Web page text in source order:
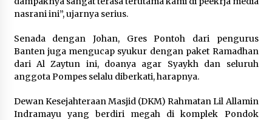
nasrani ini”, ujarnya serius.
Senada dengan Johan, Gres Pontoh dari pengurus
Banten juga mengucap syukur dengan paket Ramadhan
dari Al Zaytun ini, doanya agar Syaykh dan seluruh
anggota Pompes selalu diberkati, harapnya.
Dewan Kesejahteraan Masjid (DKM) Rahmatan Lil Allamin
Indramayu yang berdiri megah di komplek Pondok